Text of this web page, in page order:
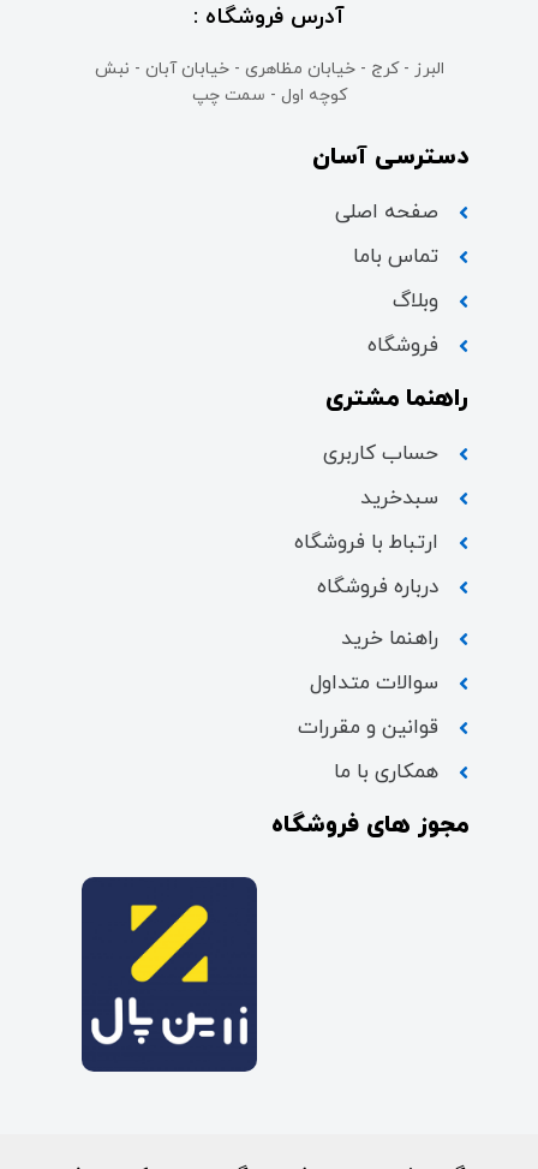
آدرس فروشگاه :
البرز - کرج - خیابان مظاهری - خیابان آبان - نبش
کوچه اول - سمت چپ
دسترسی آسان
صفحه اصلی
تماس باما
وبلاگ
فروشگاه
راهنما مشتری
حساب کاربری
سبدخرید
ارتباط با فروشگاه
درباره فروشگاه
راهنما خرید
سوالات متداول
قوانین و مقررات
همکاری با ما
مجوز های فروشگاه